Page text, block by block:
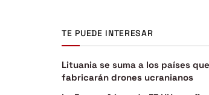
TE PUEDE INTERESAR
Lituania se suma a los países que
fabricarán drones ucranianos